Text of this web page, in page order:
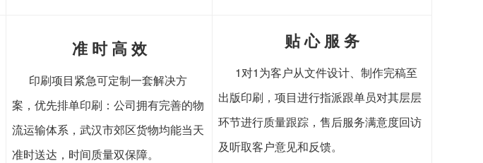
准 时 高 效
印刷项目紧急可定制一套解决方
案，优先排单印刷：公司拥有完善的物
流运输体系，武汉市郊区货物均能当天
准时送达，时间质量双保障。
贴 心 服 务
1对1为客户从文件设计、制作完稿至
出版印刷，项目进行指派跟单员对其层层
环节进行质量跟踪，售后服务满意度回访
及听取客户意见和反馈。